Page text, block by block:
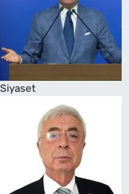
Siyaset